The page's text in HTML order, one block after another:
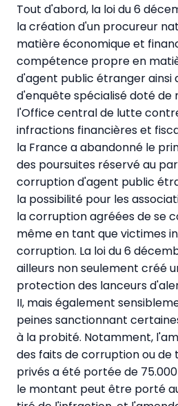
Tout d'abord, la loi du 6
la création d'un procureur
matière économique et
compétence propre en
d'agent public étranger ainsi
d'enquête spécialisé doté de
l'Office central de lutte
infractions financières et
la France a abandonné le
des poursuites réservé au
corruption d'agent public
la possibilité pour les
la corruption agréées de se
même en tant que victimes
corruption. La loi du 6
ailleurs non seulement créé
protection des lanceurs
II, mais également
peines sanctionnant
à la probité. Notamment,
des faits de corruption ou de
privés a été portée de
le montant peut être porté